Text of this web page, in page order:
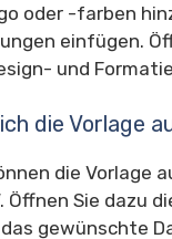
oder -farben
einfügen.
und
die Vorlage
die Vorlage
Öffnen Sie dazu
das gewünschte